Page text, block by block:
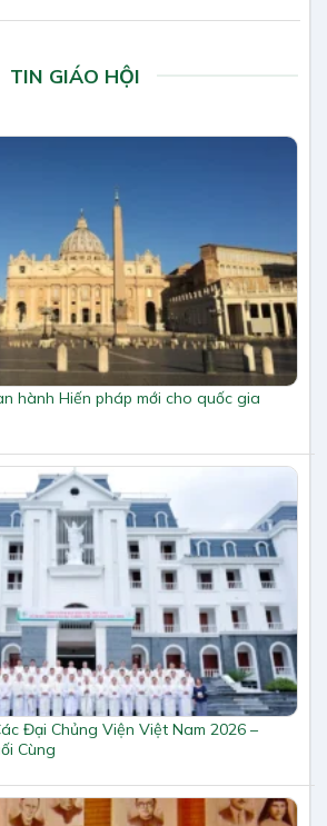
TIN GIÁO HỘI
hành Hiến pháp mới cho quốc gia
Đại Chủng Viện Việt Nam 2026 –
Cùng